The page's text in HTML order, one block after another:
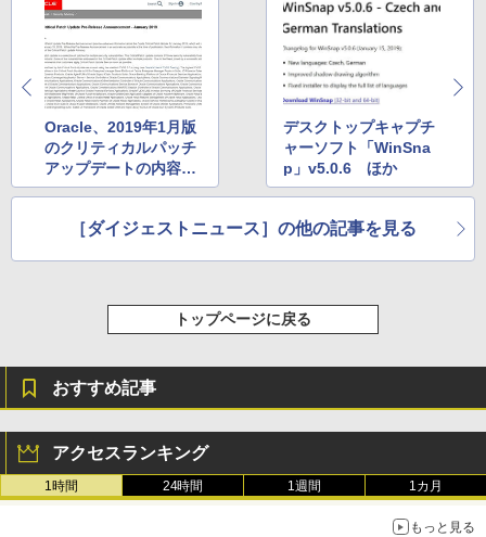
Oracle、2019年1月版
のクリティカルパッチ
アップデートの内容を
予告 ほか
デスクトップキャプチ
ャーソフト「WinSna
p」v5.0.6 ほか
［ダイジェストニュース］の他の記事を見る
トップページに戻る
おすすめ記事
アクセスランキング
1時間 24時間 1週間 1カ月
もっと見る